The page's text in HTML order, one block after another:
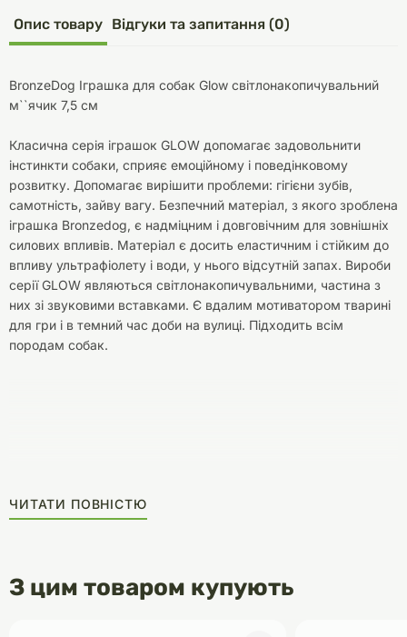
Опис товару Відгуки та запитання (0)
BronzeDog Іграшка для собак Glow світлонакопичувальний
м``ячик 7,5 см
Класична серія іграшок GLOW допомагає задовольнити
інстинкти собаки, сприяє емоційному і поведінковому
розвитку. Допомагає вирішити проблеми: гігієни зубів,
самотність, зайву вагу. Безпечний матеріал, з якого зроблена
іграшка Bronzedog, є надміцним і довговічним для зовнішніх
силових впливів. Матеріал є досить еластичним і стійким до
впливу ультрафіолету і води, у нього відсутній запах. Вироби
серії GLOW являються світлонакопичувальними, частина з
них зі звуковими вставками. Є вдалим мотиватором тварині
для гри і в темний час доби на вулиці. Підходить всім
породам собак.
ЧИТАТИ ПОВНІСТЮ
З цим товаром купують